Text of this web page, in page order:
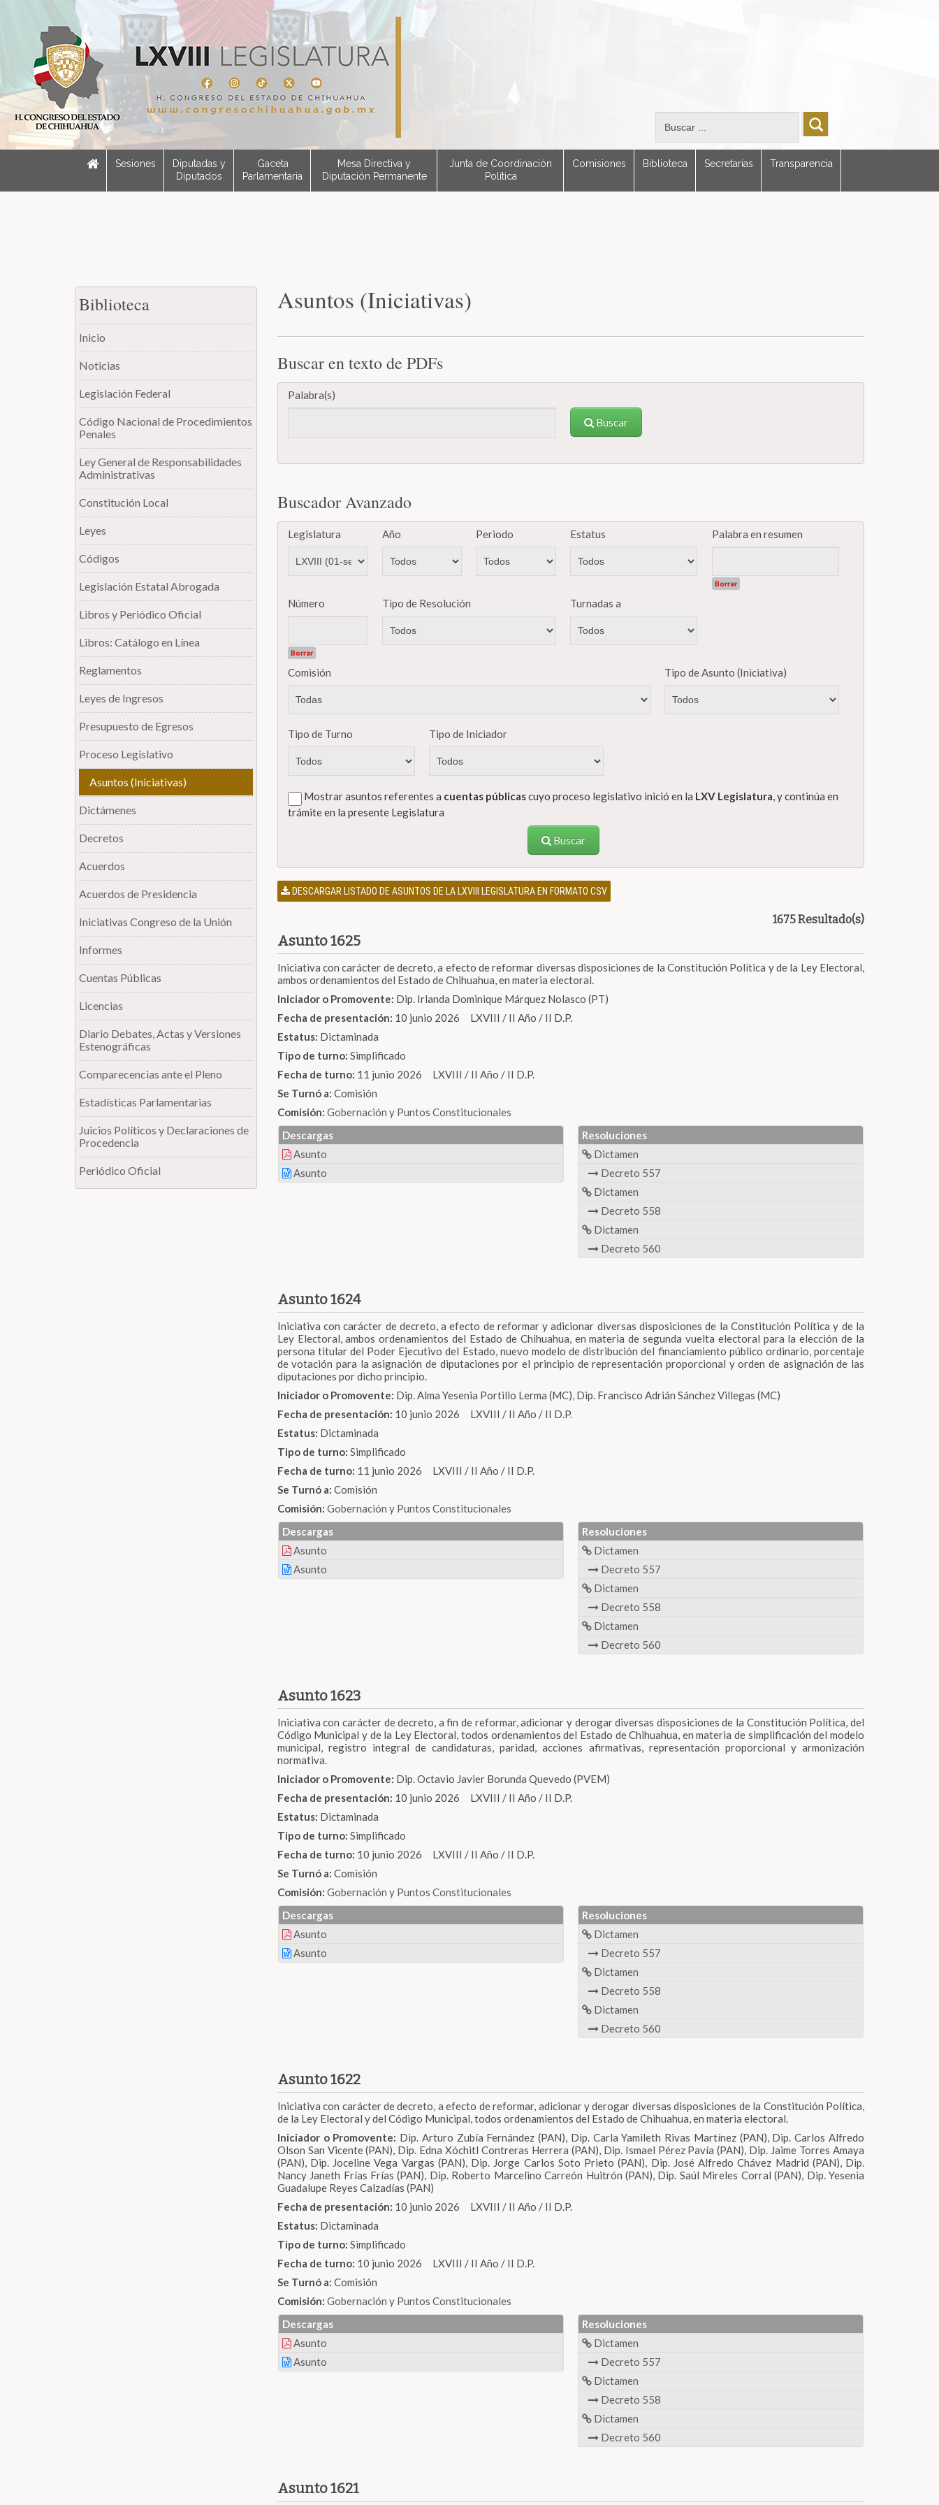
Sesiones
Diputadas y
Diputados
Gaceta
Parlamentaria
Mesa Directiva y
Diputación Permanente
Junta de Coordinación
Política
Comisiones Biblioteca Secretarías Transparencia
Biblioteca
Inicio
Noticias
Legislación Federal
Código Nacional de Procedimientos
Penales
Ley General de Responsabilidades
Administrativas
Constitución Local
Leyes
Códigos
Legislación Estatal Abrogada
Libros y Periódico Oficial
Libros: Catálogo en Línea
Reglamentos
Leyes de Ingresos
Presupuesto de Egresos
Proceso Legislativo
Asuntos (Iniciativas)
Dictámenes
Decretos
Acuerdos
Acuerdos de Presidencia
Iniciativas Congreso de la Unión
Informes
Cuentas Públicas
Licencias
Diario Debates, Actas y Versiones
Estenográficas
Comparecencias ante el Pleno
Estadísticas Parlamentarias
Juicios Políticos y Declaraciones de
Procedencia
Periódico Oficial
Asuntos (Iniciativas)
Buscar en texto de PDFs
Palabra(s)
Buscar
Buscador Avanzado
Legislatura Año Periodo Estatus Palabra en resumen
Borrar
Número
Borrar
Tipo de Resolución Turnadas a
Comisión Tipo de Asunto (Iniciativa)
Tipo de Turno Tipo de Iniciador
Mostrar asuntos referentes a cuentas públicascuyo proceso legislativo inició en la LXV Legislatura, y continúa en
trámite en la presente Legislatura
Buscar
DESCARGAR LISTADO DE ASUNTOS DE LA LXVIII LEGISLATURA EN FORMATO CSV
1675 Resultado(s)
Asunto 1625
Iniciativa con carácter de decreto, a efecto de reformar diversas disposiciones de la Constitución Política y de la Ley Electoral,
ambos ordenamientos del Estado de Chihuahua, en materia electoral.
Iniciador o Promovente: Dip. Irlanda Dominique Márquez Nolasco (PT)
Fecha de presentación: 10 junio 2026 LXVIII / II Año / II D.P.
Estatus: Dictaminada
Tipo de turno: Simplificado
Fecha de turno: 11 junio 2026 LXVIII / II Año / II D.P.
Se Turnó a: Comisión
Comisión: Gobernación y Puntos Constitucionales
Descargas
Asunto
Asunto
Resoluciones
Dictamen
Decreto 557
Dictamen
Decreto 558
Dictamen
Decreto 560
Asunto 1624
Iniciativa con carácter de decreto, a efecto de reformar y adicionar diversas disposiciones de la Constitución Política y de la
Ley Electoral, ambos ordenamientos del Estado de Chihuahua, en materia de segunda vuelta electoral para la elección de la
persona titular del Poder Ejecutivo del Estado, nuevo modelo de distribución del financiamiento público ordinario, porcentaje
de votación para la asignación de diputaciones por el principio de representación proporcional y orden de asignación de las
diputaciones por dicho principio.
Iniciador o Promovente: Dip. Alma Yesenia Portillo Lerma (MC), Dip. Francisco Adrián Sánchez Villegas (MC)
Fecha de presentación: 10 junio 2026 LXVIII / II Año / II D.P.
Estatus: Dictaminada
Tipo de turno: Simplificado
Fecha de turno: 11 junio 2026 LXVIII / II Año / II D.P.
Se Turnó a: Comisión
Comisión: Gobernación y Puntos Constitucionales
Descargas
Asunto
Asunto
Resoluciones
Dictamen
Decreto 557
Dictamen
Decreto 558
Dictamen
Decreto 560
Asunto 1623
Iniciativa con carácter de decreto, a fin de reformar, adicionar y derogar diversas disposiciones de la Constitución Política, del
Código Municipal y de la Ley Electoral, todos ordenamientos del Estado de Chihuahua, en materia de simplificación del modelo
municipal, registro integral de candidaturas, paridad, acciones afirmativas, representación proporcional y armonización
normativa.
Iniciador o Promovente: Dip. Octavio Javier Borunda Quevedo (PVEM)
Fecha de presentación: 10 junio 2026 LXVIII / II Año / II D.P.
Estatus: Dictaminada
Tipo de turno: Simplificado
Fecha de turno: 10 junio 2026 LXVIII / II Año / II D.P.
Se Turnó a: Comisión
Comisión: Gobernación y Puntos Constitucionales
Descargas
Asunto
Asunto
Resoluciones
Dictamen
Decreto 557
Dictamen
Decreto 558
Dictamen
Decreto 560
Asunto 1622
Iniciativa con carácter de decreto, a efecto de reformar, adicionar y derogar diversas disposiciones de la Constitución Política,
de la Ley Electoral y del Código Municipal, todos ordenamientos del Estado de Chihuahua, en materia electoral.
Iniciador o Promovente: Dip. Arturo Zubía Fernández (PAN), Dip. Carla Yamileth Rivas Martínez (PAN), Dip. Carlos Alfredo
Olson San Vicente (PAN), Dip. Edna Xóchitl Contreras Herrera (PAN), Dip. Ismael Pérez Pavía (PAN), Dip. Jaime Torres Amaya
(PAN), Dip. Joceline Vega Vargas (PAN), Dip. Jorge Carlos Soto Prieto (PAN), Dip. José Alfredo Chávez Madrid (PAN), Dip.
Nancy Janeth Frías Frías (PAN), Dip. Roberto Marcelino Carreón Huitrón (PAN), Dip. Saúl Mireles Corral (PAN), Dip. Yesenia
Guadalupe Reyes Calzadías (PAN)
Fecha de presentación: 10 junio 2026 LXVIII / II Año / II D.P.
Estatus: Dictaminada
Tipo de turno: Simplificado
Fecha de turno: 10 junio 2026 LXVIII / II Año / II D.P.
Se Turnó a: Comisión
Comisión: Gobernación y Puntos Constitucionales
Descargas
Asunto
Asunto
Resoluciones
Dictamen
Decreto 557
Dictamen
Decreto 558
Dictamen
Decreto 560
Asunto 1621